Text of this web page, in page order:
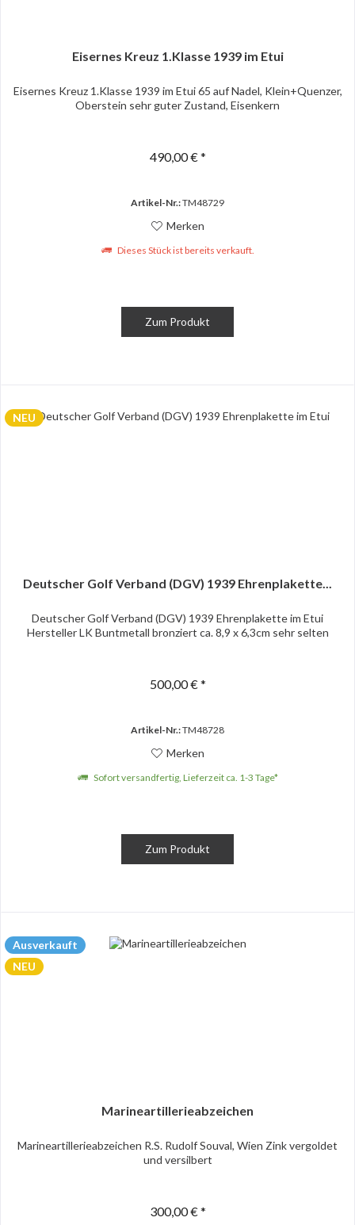
Eisernes Kreuz 1.Klasse 1939 im Etui
Eisernes Kreuz 1.Klasse 1939 im Etui 65 auf Nadel, Klein+Quenzer,
Oberstein sehr guter Zustand, Eisenkern
490,00 € *
Artikel-Nr.:TM48729
Merken
Dieses Stück ist bereits verkauft.
Zum Produkt
NEU
Deutscher Golf Verband (DGV) 1939 Ehrenplakette...
Deutscher Golf Verband (DGV) 1939 Ehrenplakette im Etui
Hersteller LK Buntmetall bronziert ca. 8,9 x 6,3cm sehr selten
500,00 € *
Artikel-Nr.:TM48728
Merken
Sofort versandfertig, Lieferzeit ca. 1-3 Tage*
Zum Produkt
Ausverkauft
NEU
Marineartillerieabzeichen
Marineartillerieabzeichen R.S. Rudolf Souval, Wien Zink vergoldet
und versilbert
300,00 € *